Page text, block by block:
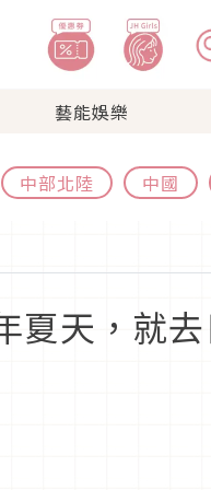
藝能娛樂
中部北陸 中國
夏天，就